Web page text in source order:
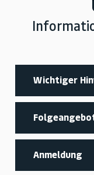
Wichtiger
Anmeldung